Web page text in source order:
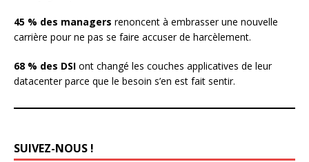
45 % des managers renoncent à embrasser une nouvelle
carrière pour ne pas se faire accuser de harcèlement.
68 % des DSI ont changé les couches applicatives de leur
datacenter parce que le besoin s’en est fait sentir.
SUIVEZ-NOUS !